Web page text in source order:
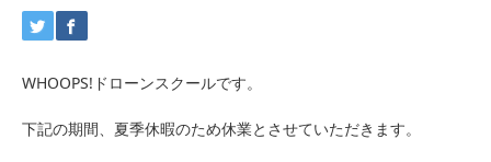
WHOOPS!ドローンスクールです。
下記の期間、夏季休暇のため休業とさせていただきます。